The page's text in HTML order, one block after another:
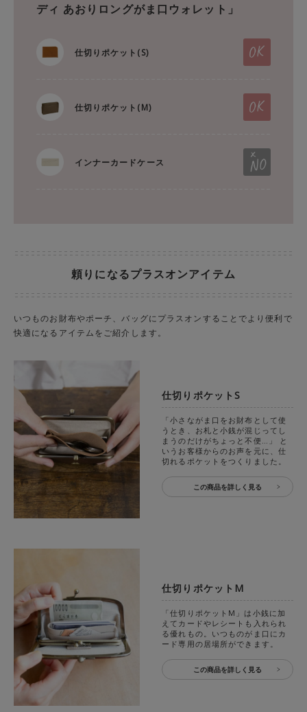
ディ あおりロングがま口ウォレット」
仕切りポケット(S)
仕切りポケット(M)
インナーカードケース
頼りになるプラスオンアイテム
いつものお財布やポーチ、バッグにプラスオンすることでより便利で
快適になるアイテムをご紹介します。
仕切りポケットS
「小さながま口をお財布として使
うとき、お札と小銭が混じってし
まうのだけがちょっと不便…」 と
いうお客様からのお声を元に、仕
切れるポケットをつくりました。
この商品を詳しく見る
仕切りポケットM
「仕切りポケットM」は小銭に加
えてカードやレシートも入れられ
る優れもの。いつものがま口にカ
ード専用の居場所ができます。
この商品を詳しく見る